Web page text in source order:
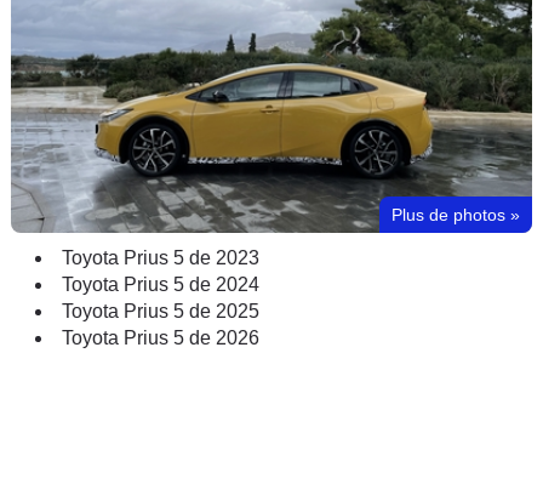
Plus de photos »
Toyota Prius 5 de 2023
Toyota Prius 5 de 2024
Toyota Prius 5 de 2025
Toyota Prius 5 de 2026